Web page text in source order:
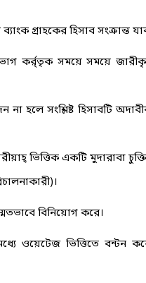
গ্রাহকের হিসাব সংক্রান্ত
কর্র্তৃক সময়ে সময়ে
হলে সংশ্লিষ্ট হিসাবটি
ভিত্তিক একটি মুদারাবা
বিনিয়োগ করে।
ওয়েটেজ ভিত্তিতে বন্টন